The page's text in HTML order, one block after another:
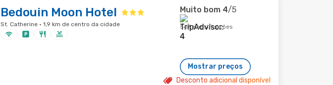
Bedouin Moon Hotel
St. Catherine · 1,9 km de centro da cidade
Muito bom 4/5
567 classificações
Mostrar preços
Desconto adicional disponível